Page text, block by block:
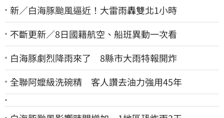
新／白海豚颱風逼近！大雷雨轟雙北1小時
不斷更新／8日國籍航空、船班異動一次看
白海豚劇烈降雨來了 8縣市大雨特報開炸
全聯阿嬤級洗碗精 客人讚去油力強用45年